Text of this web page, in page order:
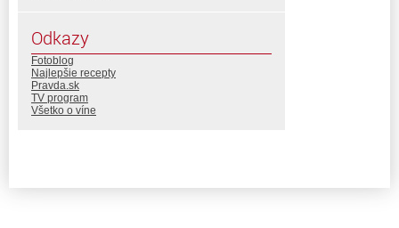
Odkazy
Fotoblog
Najlepšie recepty
Pravda.sk
TV program
Všetko o víne